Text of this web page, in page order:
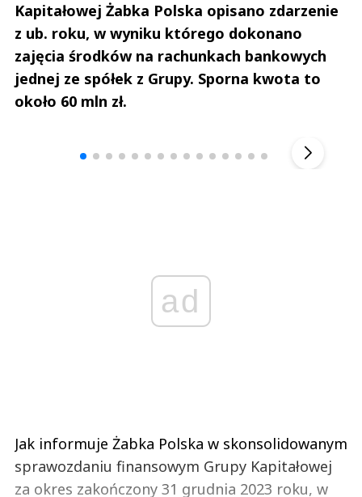
Kapitałowej Żabka Polska opisano zdarzenie
z ub. roku, w wyniku którego dokonano
zajęcia środków na rachunkach bankowych
jednej ze spółek z Grupy. Sporna kwota to
około 60 mln zł.
ad
Jak informuje Żabka Polska w skonsolidowanym
sprawozdaniu finansowym Grupy Kapitałowej
za okres zakończony 31 grudnia 2023 roku, w